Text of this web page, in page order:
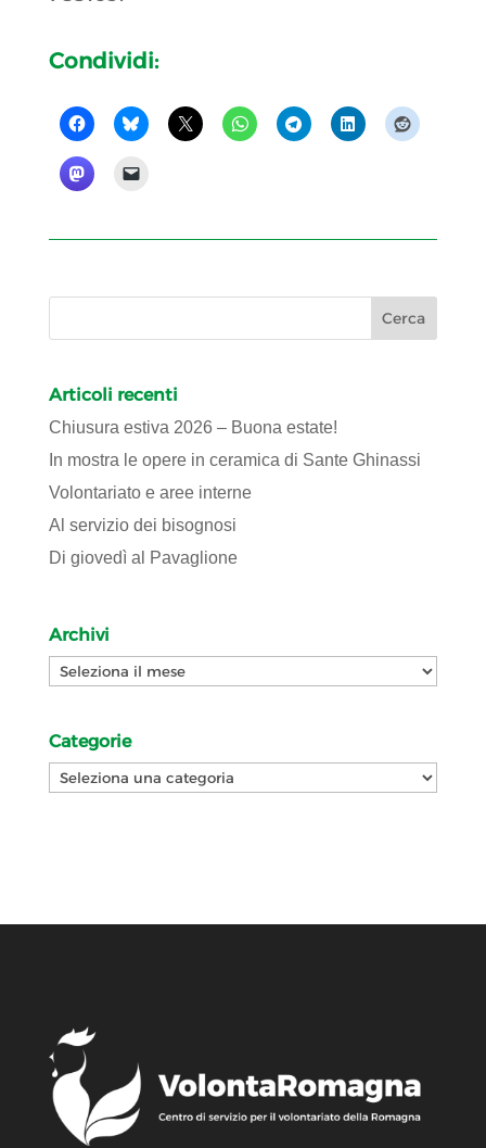
Condividi:
Articoli recenti
Chiusura estiva 2026 – Buona estate!
In mostra le opere in ceramica di Sante Ghinassi
Volontariato e aree interne
Al servizio dei bisognosi
Di giovedì al Pavaglione
Archivi
Archivi
Categorie
Categorie